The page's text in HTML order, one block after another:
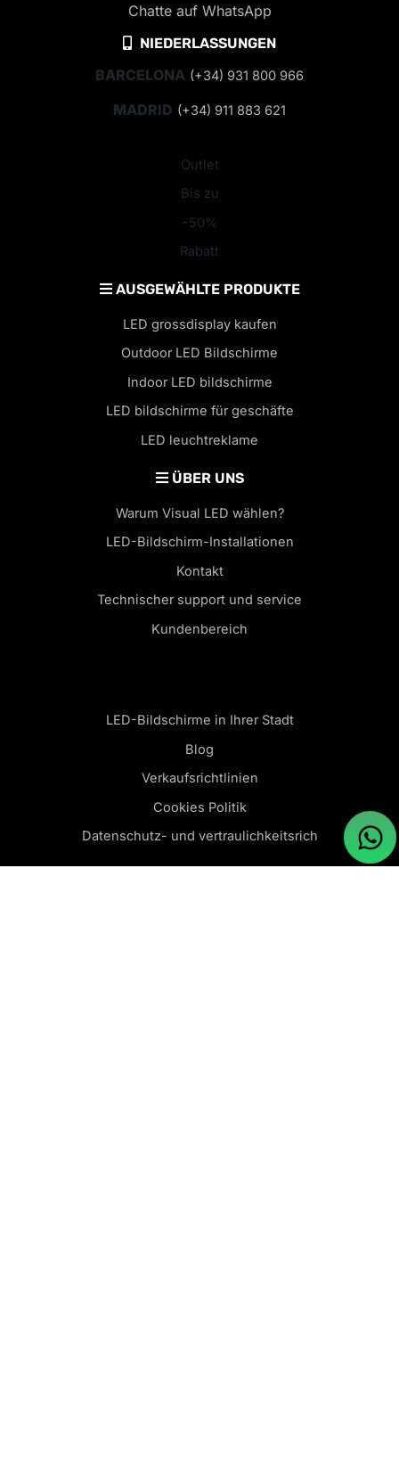
Chatte auf WhatsApp
NIEDERLASSUNGEN
BARCELONA (+34) 931 800 966
MADRID (+34) 911 883 621
Outlet
Bis zu
-50%
Rabatt
AUSGEWÄHLTE PRODUKTE
LED grossdisplay kaufen
Outdoor LED Bildschirme
Indoor LED bildschirme
LED bildschirme für geschäfte
LED leuchtreklame
ÜBER UNS
Warum Visual LED wählen?
LED-Bildschirm-Installationen
Kontakt
Technischer support und service
Kundenbereich
LED-Bildschirme in Ihrer Stadt
Blog
Verkaufsrichtlinien
Cookies Politik
Datenschutz- und vertraulichkeitsrich